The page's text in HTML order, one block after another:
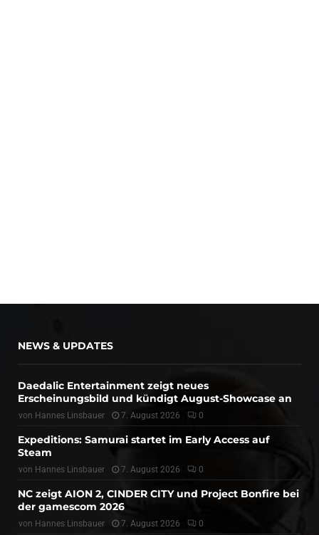
NEWS & UPDATES
Daedalic Entertainment zeigt neues
Erscheinungsbild und kündigt August-Showcase an
von Hannes Linsbauer 7. August 2026 0
Expeditions: Samurai startet im Early Access auf
Steam
von Hannes Linsbauer 7. August 2026 0
NC zeigt AION 2, CINDER CITY und Project Bonfire bei
der gamescom 2026
von Hannes Linsbauer 7. August 2026 0